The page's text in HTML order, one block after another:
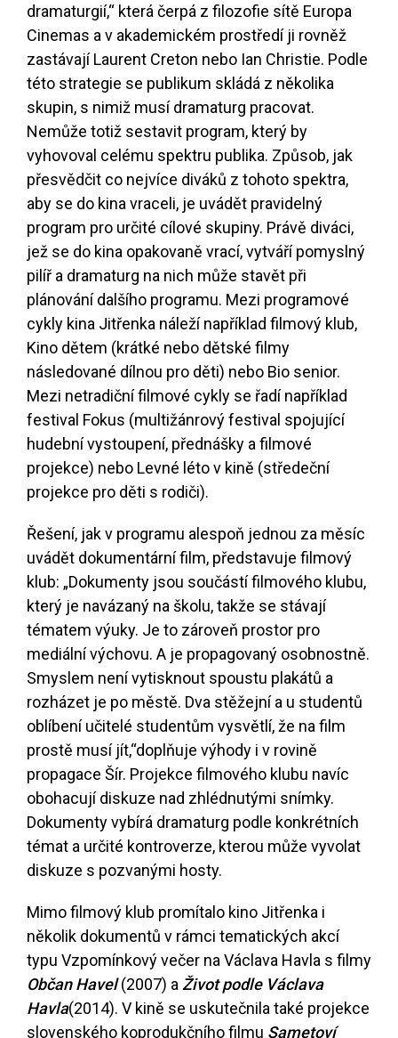
dramaturgií,“ která čerpá z filozofie sítě Europa
Cinemas a v akademickém prostředí ji rovněž
zastávají Laurent Creton nebo Ian Christie. Podle
této strategie se publikum skládá z několika
skupin, s nimiž musí dramaturg pracovat.
Nemůže totiž sestavit program, který by
vyhovoval celému spektru publika. Způsob, jak
přesvědčit co nejvíce diváků z tohoto spektra,
aby se do kina vraceli, je uvádět pravidelný
program pro určité cílové skupiny. Právě diváci,
jež se do kina opakovaně vrací, vytváří pomyslný
pilíř a dramaturg na nich může stavět při
plánování dalšího programu. Mezi programové
cykly kina Jitřenka náleží například filmový klub,
Kino dětem (krátké nebo dětské filmy
následované dílnou pro děti) nebo Bio senior.
Mezi netradiční filmové cykly se řadí například
festival Fokus (multižánrový festival spojující
hudební vystoupení, přednášky a filmové
projekce) nebo Levné léto v kině (středeční
projekce pro děti s rodiči).
Řešení, jak v programu alespoň jednou za měsíc
uvádět dokumentární film, představuje filmový
klub: „Dokumenty jsou součástí filmového klubu,
který je navázaný na školu, takže se stávají
tématem výuky. Je to zároveň prostor pro
mediální výchovu. A je propagovaný osobnostně.
Smyslem není vytisknout spoustu plakátů a
rozházet je po městě. Dva stěžejní a u studentů
oblíbení učitelé studentům vysvětlí, že na film
prostě musí jít,“doplňuje výhody i v rovině
propagace Šír. Projekce filmového klubu navíc
obohacují diskuze nad zhlédnutými snímky.
Dokumenty vybírá dramaturg podle konkrétních
témat a určité kontroverze, kterou může vyvolat
diskuze s pozvanými hosty.
Mimo filmový klub promítalo kino Jitřenka i
několik dokumentů v rámci tematických akcí
typu Vzpomínkový večer na Václava Havla s filmy
Občan Havel(2007) aŽivot podle Václava
Havla(2014). V kině se uskutečnila také projekce
slovenského koprodukčního filmu Sametoví